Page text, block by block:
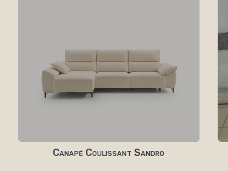
Canapé Coulissant Sandro